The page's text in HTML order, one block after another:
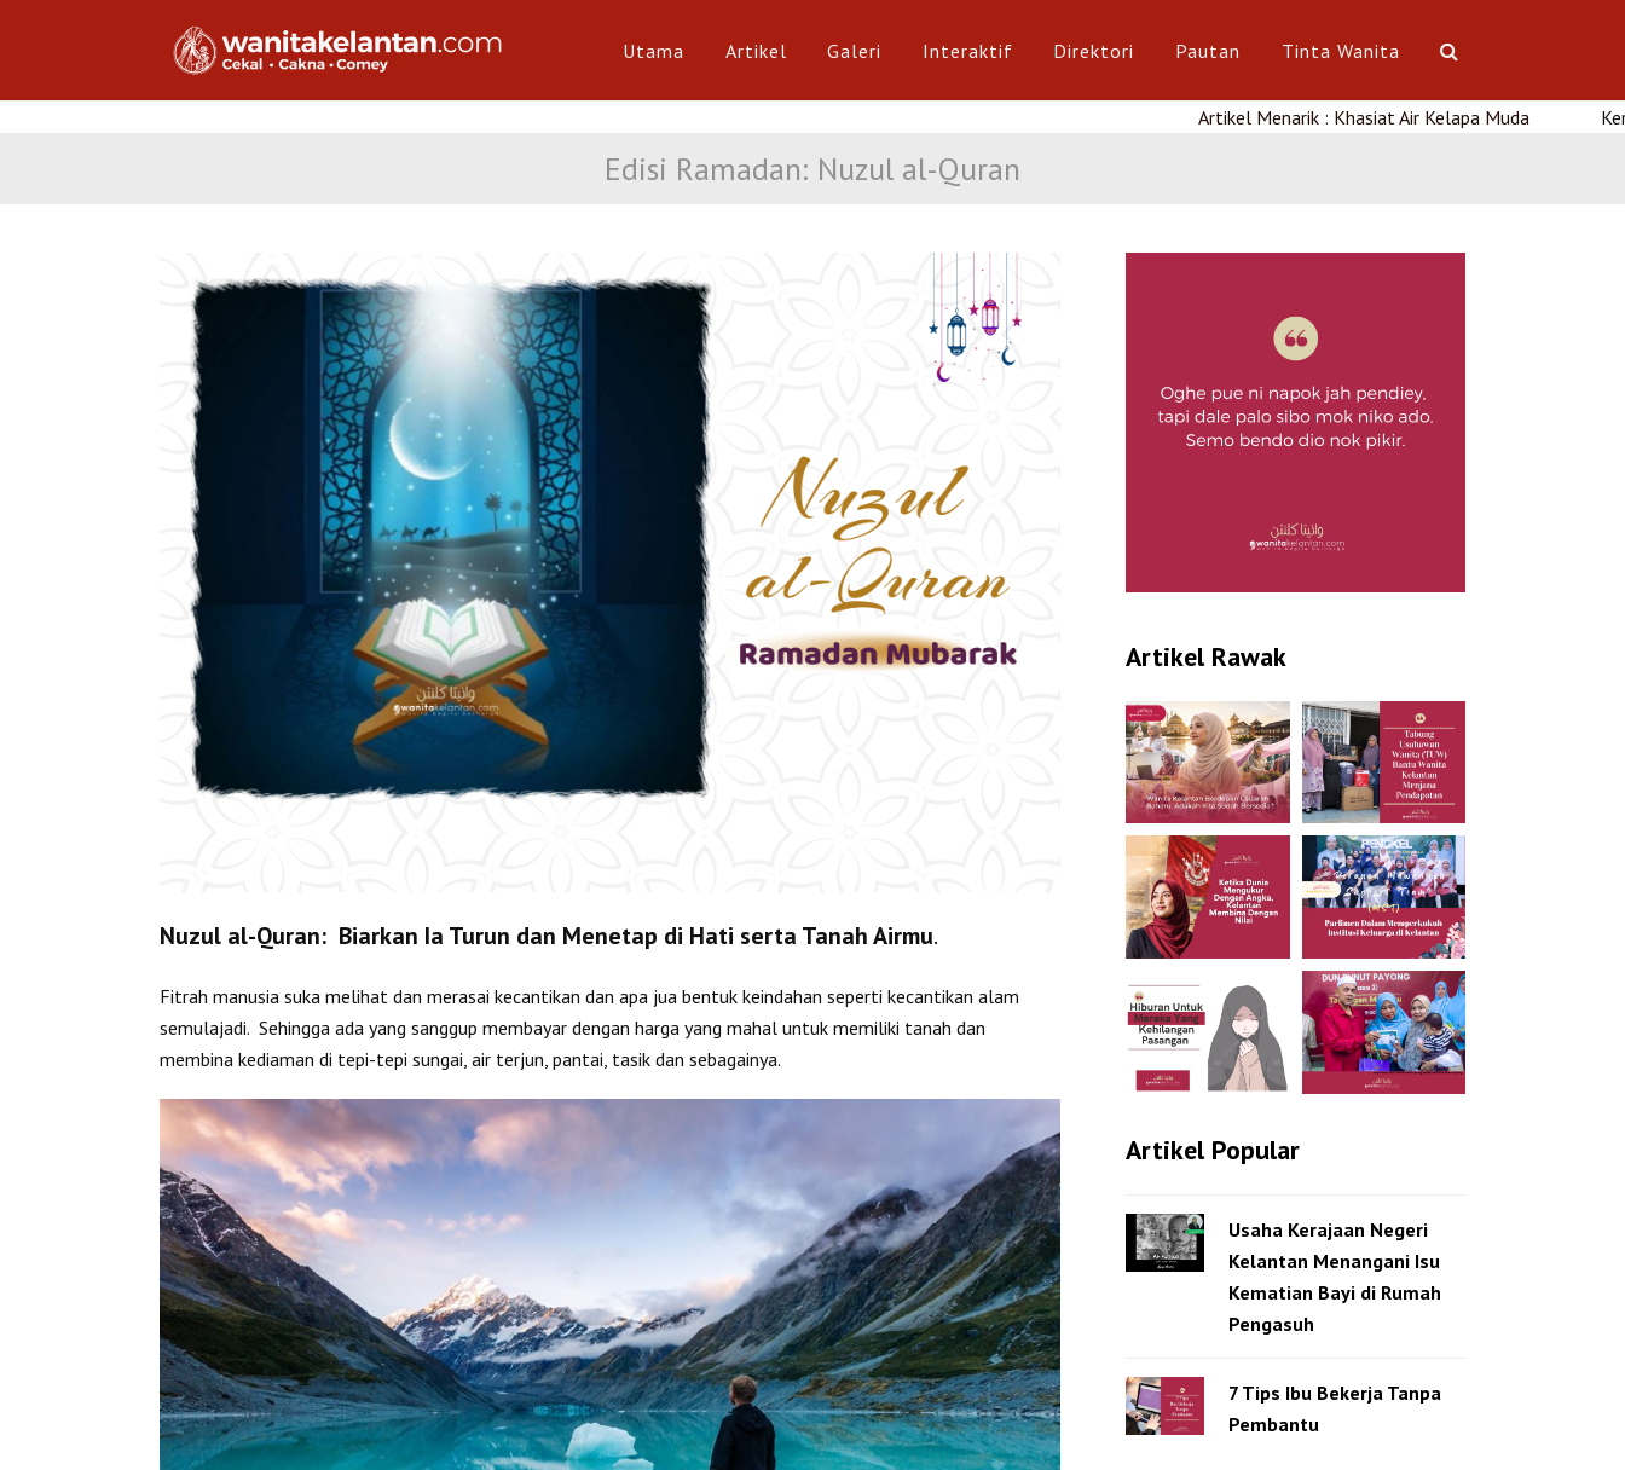
Utama Artikel Galeri Interaktif Direktori Pautan Tinta Wanita
Artikel Menarik : Khasiat Air Kelapa Muda Kerjaya : Kursus
Edisi Ramadan: Nuzul al-Quran
Nuzul al-Quran: Biarkan Ia Turun dan Menetap di Hati serta Tanah Airmu.
Fitrah manusia suka melihat dan merasai kecantikan dan apa jua bentuk keindahan seperti kecantikan alam
semulajadi. Sehingga ada yang sanggup membayar dengan harga yang mahal untuk memiliki tanah dan
membina kediaman di tepi-tepi sungai, air terjun, pantai, tasik dan sebagainya.
Artikel Rawak
Artikel Popular
Usaha Kerajaan Negeri
Kelantan Menangani Isu
Kematian Bayi di Rumah
Pengasuh
7 Tips Ibu Bekerja Tanpa
Pembantu